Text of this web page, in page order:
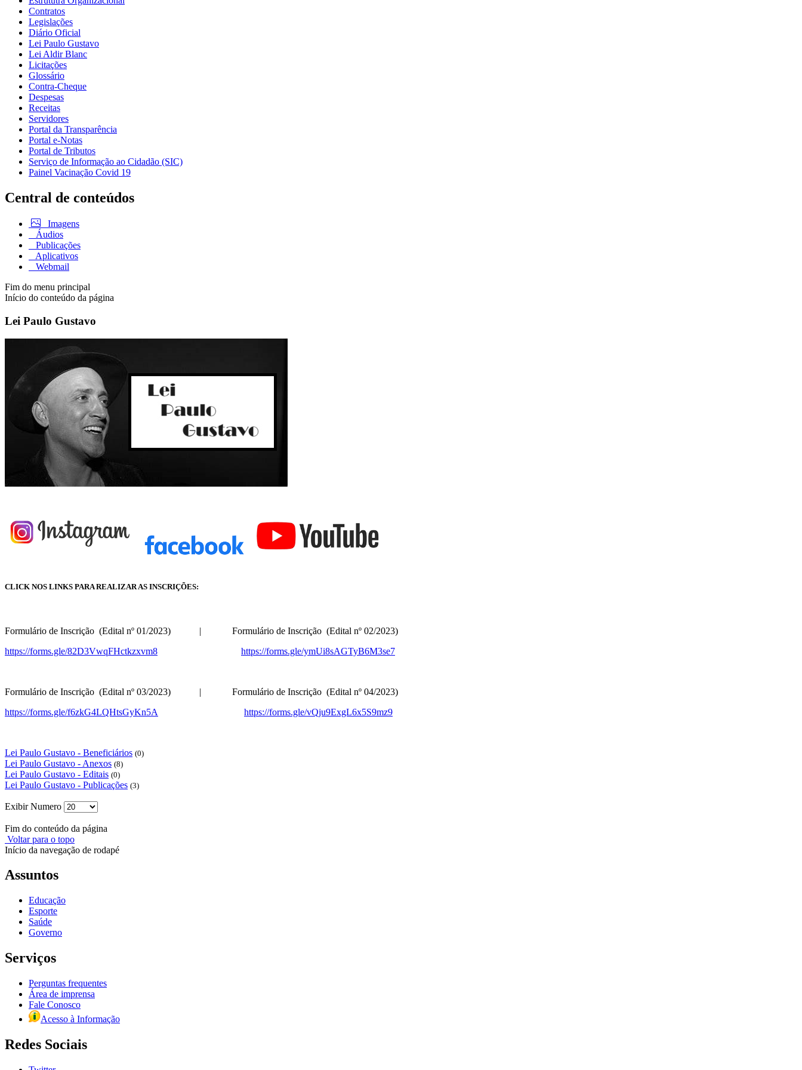
Contratos
Legislações
Diário Oficial
Lei Paulo Gustavo
Lei Aldir Blanc
Licitações
Glossário
Contra-Cheque
Despesas
Receitas
Servidores
Portal da Transparência
Portal e-Notas
Portal de Tributos
Serviço de Informação ao Cidadão (SIC)
Painel Vacinação Covid 19
Central de conteúdos
Imagens
Áudios
Publicações
Aplicativos
Webmail
Fim do menu principal
Início do conteúdo da página
Lei Paulo Gustavo
CLICK NOS LINKS PARA REALIZAR AS INSCRIÇÕES:
Formulário de Inscrição (Edital nº 01/2023) | Formulário de Inscrição (Edital nº 02/2023)
https://forms.gle/82D3VwqFHctkzxvm8
https://forms.gle/ymUi8sAGTyB6M3se7
Formulário de Inscrição (Edital nº 03/2023) | Formulário de Inscrição (Edital nº 04/2023)
https://forms.gle/f6zkG4LQHtsGyKn5A
https://forms.gle/vQju9ExgL6x5S9mz9
Lei Paulo Gustavo - Beneficiários (0)
Lei Paulo Gustavo - Anexos (8)
Lei Paulo Gustavo - Editais (0)
Lei Paulo Gustavo - Publicações (3)
Exibir Numero
Fim do conteúdo da página
Voltar para o topo
Início da navegação de rodapé
Assuntos
Educação
Esporte
Saúde
Governo
Serviços
Perguntas frequentes
Área de imprensa
Fale Conosco
Acesso à Informação
Redes Sociais